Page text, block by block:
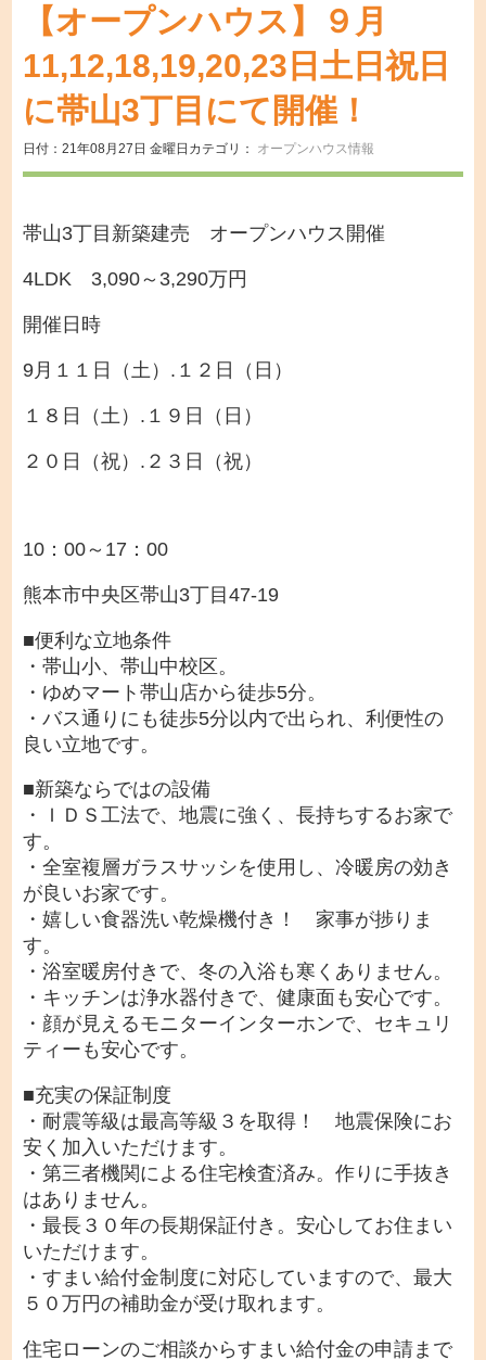
【オープンハウス】９月
11,12,18,19,20,23日土日祝日
に帯山3丁目にて開催！
日付：21年08月27日 金曜日 カテゴリ： オープンハウス情報
帯山3丁目新築建売 オープンハウス開催
4LDK 3,090～3,290万円
開催日時
9月 １１日（土）.１２日（日）
１８日（土）.１９日（日）
２０日（祝）.２３日（祝）
10：00～17：00
熊本市中央区帯山3丁目47-19
■便利な立地条件
・帯山小、帯山中校区。
・ゆめマート帯山店から徒歩5分。
・バス通りにも徒歩5分以内で出られ、利便性の
良い立地です。
■新築ならではの設備
・ＩＤＳ工法で、地震に強く、長持ちするお家で
す。
・全室複層ガラスサッシを使用し、冷暖房の効き
が良いお家です。
・嬉しい食器洗い乾燥機付き！ 家事が捗りま
す。
・浴室暖房付きで、冬の入浴も寒くありません。
・キッチンは浄水器付きで、健康面も安心です。
・顔が見えるモニターインターホンで、セキュリ
ティーも安心です。
■充実の保証制度
・耐震等級は最高等級３を取得！ 地震保険にお
安く加入いただけます。
・第三者機関による住宅検査済み。作りに手抜き
はありません。
・最長３０年の長期保証付き。安心してお住まい
いただけます。
・すまい給付金制度に対応していますので、最大
５０万円の補助金が受け取れます。
住宅ローンのご相談からすまい給付金の申請まで